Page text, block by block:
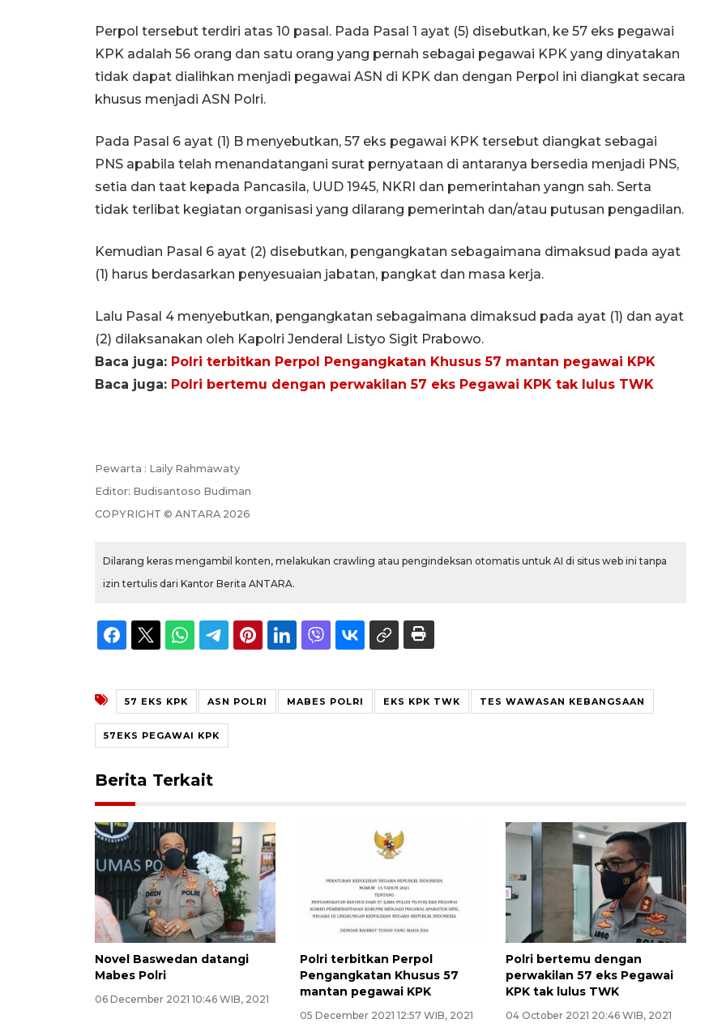
Perpol tersebut terdiri atas 10 pasal. Pada Pasal 1 ayat (5) disebutkan, ke 57 eks pegawai
KPK adalah 56 orang dan satu orang yang pernah sebagai pegawai KPK yang dinyatakan
tidak dapat dialihkan menjadi pegawai ASN di KPK dan dengan Perpol ini diangkat secara
khusus menjadi ASN Polri.
Pada Pasal 6 ayat (1) B menyebutkan, 57 eks pegawai KPK tersebut diangkat sebagai
PNS apabila telah menandatangani surat pernyataan di antaranya bersedia menjadi PNS,
setia dan taat kepada Pancasila, UUD 1945, NKRI dan pemerintahan yangn sah. Serta
tidak terlibat kegiatan organisasi yang dilarang pemerintah dan/atau putusan pengadilan.
Kemudian Pasal 6 ayat (2) disebutkan, pengangkatan sebagaimana dimaksud pada ayat
(1) harus berdasarkan penyesuaian jabatan, pangkat dan masa kerja.
Lalu Pasal 4 menyebutkan, pengangkatan sebagaimana dimaksud pada ayat (1) dan ayat
(2) dilaksanakan oleh Kapolri Jenderal Listyo Sigit Prabowo.
Baca juga: Polri terbitkan Perpol Pengangkatan Khusus 57 mantan pegawai KPK
Baca juga: Polri bertemu dengan perwakilan 57 eks Pegawai KPK tak lulus TWK
Pewarta : Laily Rahmawaty
Editor: Budisantoso Budiman
COPYRIGHT © ANTARA 2026
Dilarang keras mengambil konten, melakukan crawling atau pengindeksan otomatis untuk AI di situs web ini tanpa
izin tertulis dari Kantor Berita ANTARA.
57 EKS KPK ASN POLRI MABES POLRI EKS KPK TWK TES WAWASAN KEBANGSAAN
57EKS PEGAWAI KPK
Berita Terkait
Novel Baswedan datangi
Mabes Polri
06 December 2021 10:46 WIB, 2021
Polri terbitkan Perpol
Pengangkatan Khusus 57
mantan pegawai KPK
05 December 2021 12:57 WIB, 2021
Polri bertemu dengan
perwakilan 57 eks Pegawai
KPK tak lulus TWK
04 October 2021 20:46 WIB, 2021